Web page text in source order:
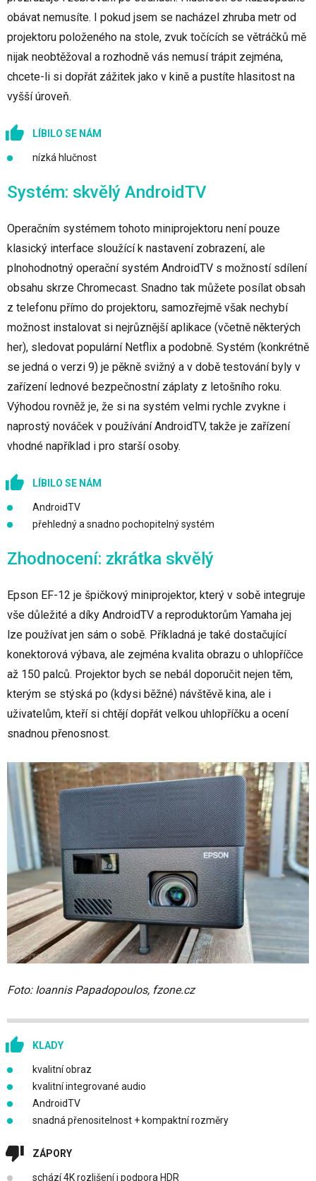
obávat nemusíte. I pokud jsem se nacházel zhruba metr od
projektoru položeného na stole, zvuk točících se větráčků mě
nijak neobtěžoval a rozhodně vás nemusí trápit zejména,
chcete-li si dopřát zážitek jako v kině a pustíte hlasitost na
vyšší úroveň.
LÍBILO SE NÁM
nízká hlučnost
Systém: skvělý AndroidTV
Operačním systémem tohoto miniprojektoru není pouze
klasický interface sloužící k nastavení zobrazení, ale
plnohodnotný operační systém AndroidTV s možností sdílení
obsahu skrze Chromecast. Snadno tak můžete posílat obsah
z telefonu přímo do projektoru, samozřejmě však nechybí
možnost instalovat si nejrůznější aplikace (včetně některých
her), sledovat populární Netflix a podobně. Systém (konkrétně
se jedná o verzi 9) je pěkně svižný a v době testování byly v
zařízení lednové bezpečnostní záplaty z letošního roku.
Výhodou rovněž je, že si na systém velmi rychle zvykne i
naprostý nováček v používání AndroidTV, takže je zařízení
vhodné například i pro starší osoby.
LÍBILO SE NÁM
AndroidTV
přehledný a snadno pochopitelný systém
Zhodnocení: zkrátka skvělý
Epson EF-12 je špičkový miniprojektor, který v sobě integruje
vše důležité a díky AndroidTV a reproduktorům Yamaha jej
lze používat jen sám o sobě. Příkladná je také dostačující
konektorová výbava, ale zejména kvalita obrazu o uhlopříčce
až 150 palců. Projektor bych se nebál doporučit nejen těm,
kterým se stýská po (kdysi běžné) návštěvě kina, ale i
uživatelům, kteří si chtějí dopřát velkou uhlopříčku a ocení
snadnou přenosnost.
Foto: Ioannis Papadopoulos, fzone.cz
KLADY
kvalitní obraz
kvalitní integrované audio
AndroidTV
snadná přenositelnost + kompaktní rozměry
ZÁPORY
schází 4K rozlišení i podpora HDR